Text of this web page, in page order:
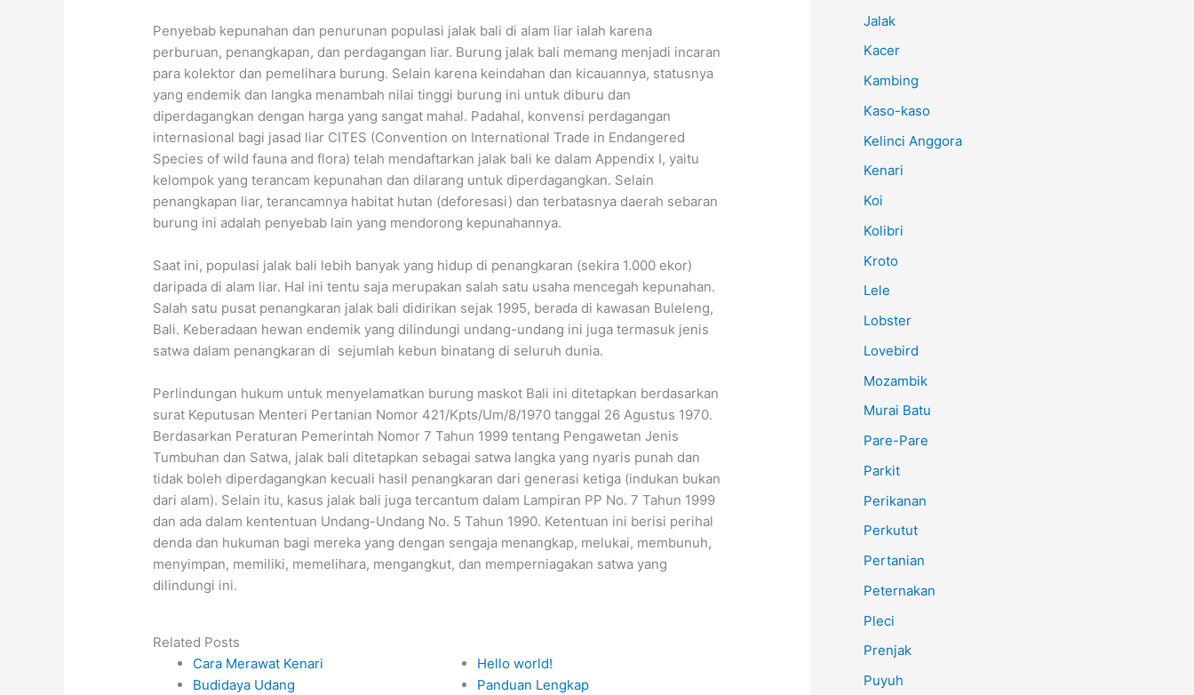
Penyebab kepunahan dan penurunan populasi jalak bali di alam liar ialah karena
perburuan, penangkapan, dan perdagangan liar. Burung jalak bali memang menjadi incaran
para kolektor dan pemelihara burung. Selain karena keindahan dan kicauannya, statusnya
yang endemik dan langka menambah nilai tinggi burung ini untuk diburu dan
diperdagangkan dengan harga yang sangat mahal. Padahal, konvensi perdagangan
internasional bagi jasad liar CITES (Convention on International Trade in Endangered
Species of wild fauna and flora) telah mendaftarkan jalak bali ke dalam Appendix I, yaitu
kelompok yang terancam kepunahan dan dilarang untuk diperdagangkan. Selain
penangkapan liar, terancamnya habitat hutan (deforesasi) dan terbatasnya daerah sebaran
burung ini adalah penyebab lain yang mendorong kepunahannya.
Saat ini, populasi jalak bali lebih banyak yang hidup di penangkaran (sekira 1.000 ekor)
daripada di alam liar. Hal ini tentu saja merupakan salah satu usaha mencegah kepunahan.
Salah satu pusat penangkaran jalak bali didirikan sejak 1995, berada di kawasan Buleleng,
Bali. Keberadaan hewan endemik yang dilindungi undang-undang ini juga termasuk jenis
satwa dalam penangkaran di sejumlah kebun binatang di seluruh dunia.
Perlindungan hukum untuk menyelamatkan burung maskot Bali ini ditetapkan berdasarkan
surat Keputusan Menteri Pertanian Nomor 421/Kpts/Um/8/1970 tanggal 26 Agustus 1970.
Berdasarkan Peraturan Pemerintah Nomor 7 Tahun 1999 tentang Pengawetan Jenis
Tumbuhan dan Satwa, jalak bali ditetapkan sebagai satwa langka yang nyaris punah dan
tidak boleh diperdagangkan kecuali hasil penangkaran dari generasi ketiga (indukan bukan
dari alam). Selain itu, kasus jalak bali juga tercantum dalam Lampiran PP No. 7 Tahun 1999
dan ada dalam kententuan Undang-Undang No. 5 Tahun 1990. Ketentuan ini berisi perihal
denda dan hukuman bagi mereka yang dengan sengaja menangkap, melukai, membunuh,
menyimpan, memiliki, memelihara, mengangkut, dan memperniagakan satwa yang
dilindungi ini.
Related Posts
Cara Merawat Kenari
Budidaya Udang
Hello world!
Panduan Lengkap
Jalak
Kacer
Kambing
Kaso-kaso
Kelinci Anggora
Kenari
Koi
Kolibri
Kroto
Lele
Lobster
Lovebird
Mozambik
Murai Batu
Pare-Pare
Parkit
Perikanan
Perkutut
Pertanian
Peternakan
Pleci
Prenjak
Puyuh